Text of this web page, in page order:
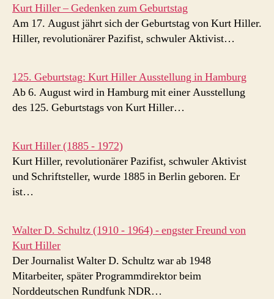
Kurt Hiller – Gedenken zum Geburtstag
Am 17. August jährt sich der Geburtstag von Kurt Hiller.
Hiller, revolutionärer Pazifist, schwuler Aktivist…
125. Geburtstag: Kurt Hiller Ausstellung in Hamburg
Ab 6. August wird in Hamburg mit einer Ausstellung
des 125. Geburtstags von Kurt Hiller…
Kurt Hiller (1885 - 1972)
Kurt Hiller, revolutionärer Pazifist, schwuler Aktivist
und Schriftsteller, wurde 1885 in Berlin geboren. Er
ist…
Walter D. Schultz (1910 - 1964) - engster Freund von
Kurt Hiller
Der Journalist Walter D. Schultz war ab 1948
Mitarbeiter, später Programmdirektor beim
Norddeutschen Rundfunk NDR…